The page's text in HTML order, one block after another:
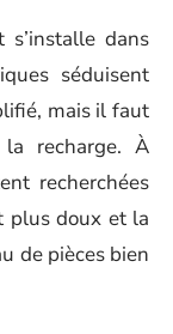
dans
séduisent
mais il faut
la recharge. À
recherchées
plus doux et la
de pièces bien